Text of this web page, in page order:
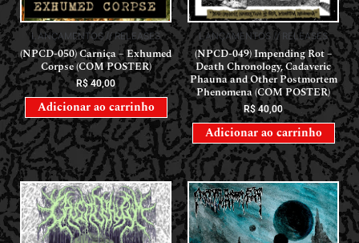
LANÇAMENTOS // RELEASES
(NPCD-050) Carniça – Exhumed
Corpse (COM POSTER)
R$40,00
Adicionar ao carrinho
LANÇAMENTOS // RELEASES
(NPCD-049) Impending Rot –
Death Chronology, Cadaveric
Phauna and Other Postmortem
Phenomena (COM POSTER)
R$40,00
Adicionar ao carrinho